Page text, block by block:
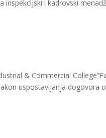
i kadrovski
& Commercial
uspostavljanja dogovora